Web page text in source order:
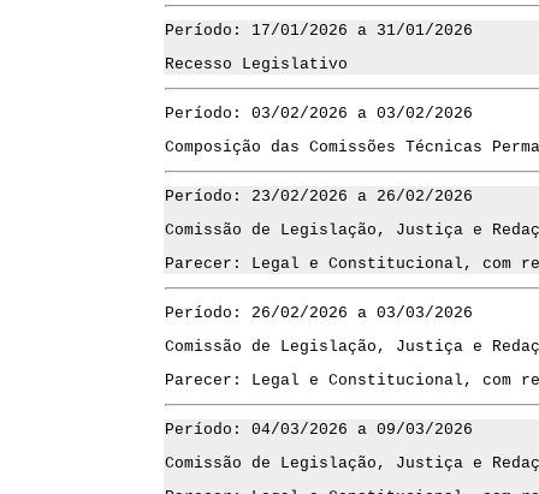
Período: 17/01/2026 a 31/01/2026
Recesso Legislativo
Período: 03/02/2026 a 03/02/2026
Composição das Comissões Técnicas
Período: 23/02/2026 a 26/02/2026
Comissão de Legislação, Justiça e
Parecer: Legal e Constitucional, com
Período: 26/02/2026 a 03/03/2026
Comissão de Legislação, Justiça e
Parecer: Legal e Constitucional, com
Período: 04/03/2026 a 09/03/2026
Comissão de Legislação, Justiça e